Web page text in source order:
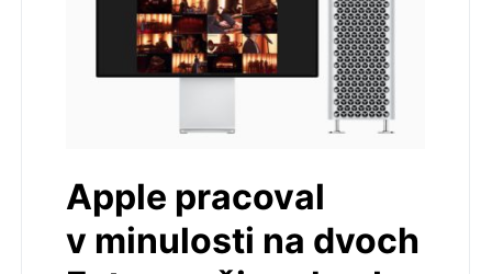
Apple pracoval
v minulosti na dvoch